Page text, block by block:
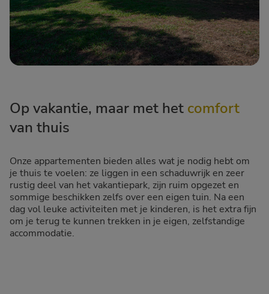
Op vakantie, maar met het comfort
van thuis
Onze appartementen bieden alles wat je nodig hebt om
je thuis te voelen: ze liggen in een schaduwrijk en zeer
rustig deel van het vakantiepark, zijn ruim opgezet en
sommige beschikken zelfs over een eigen tuin. Na een
dag vol leuke activiteiten met je kinderen, is het extra fijn
om je terug te kunnen trekken in je eigen, zelfstandige
accommodatie.